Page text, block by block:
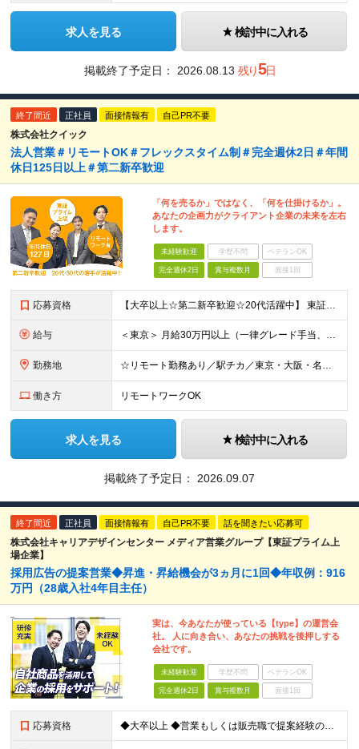
求人を見る 検討中に入れる
掲載終了予定日： 2026.08.13 残り5日
終了間近 正社員 面接情報有 自己PR不要
株式会社クイック
法人営業＃リモートOK＃フレックスタイム制＃完全週休2日＃年間
休日125日以上＃第二新卒歓迎
「何を売るか」ではなく、「何を仕掛けるか」。
あなたの企画力がクライアント企業の未来を左右
します。
未経験歓迎 学歴不問 ベテランOK
完全週休2日 賞与複数月 面接1回
応募資格 【大卒以上☆第二新卒歓迎☆20代活躍中】 東証プライム上場／フレックスタイム／年間休日125日以上／リモートワークOK！ 初めての転職という方も大歓迎です！ ◆業種未経験歓迎 ◆職種未経験歓迎 ◆中
給与 ＜東京＞ 月給30万円以上（一律グレード手当、一律営業手当、一律地域手当含む）＋インセンティブ ※時間外労働42時間分を一律グレード手当として7万4117円支給。超過分は別途支給。 また一律営業手当と
勤務地 ☆リモート勤務あり／駅チカ／東京・大阪・名古屋から希望OK☆ ＜東京オフィス＞ 〒107-0052 東京都港区赤坂1-11-30 赤坂一丁目センタービル3階 ＜大阪オフィス＞ 〒530-0018
働き方 リモートワークOK
求人を見る 検討中に入れる
掲載終了予定日： 2026.09.07
終了間近 正社員 面接情報有 自己PR不要 話を聞きたい応募可
株式会社キャリアデザインセンター メディア営業グループ【東証プライム上
場企業】
採⽤広告の提案営業◆昇進・昇給機会が3ヵ⽉に1回◆年収例：916
万円（28歳⼊社4年⽬主任）
実は、今あなたが使っている【type】の運営会
社。 人に向き合い、あなたの挑戦を後押しする
会社です。
未経験歓迎 学歴不問 ベテランOK
完全週休2日 賞与複数月 面接1回
応募資格 ◆大卒以上 ◆営業もしくは販売職で提案経験のある方 ★入社後は… 中途入社者を対象とした研修プログラムと、 教育担当の課長があなたの成長をサポート。 実践形式のロールプレイングなど、約1年間にわたっ